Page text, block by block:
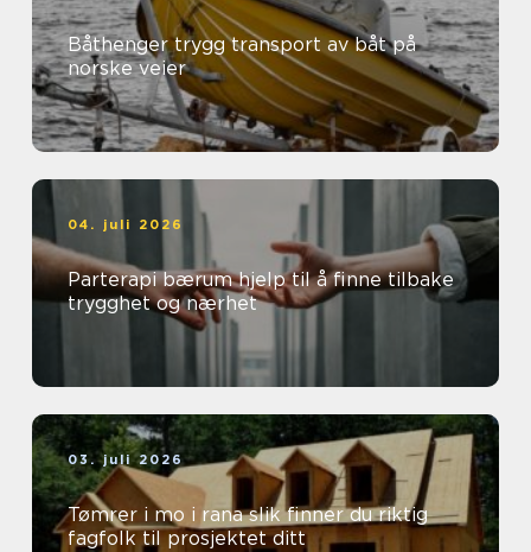
Båthenger trygg transport av båt på
norske veier
04. juli 2026
Parterapi bærum hjelp til å finne tilbake
trygghet og nærhet
03. juli 2026
Tømrer i mo i rana slik finner du riktig
fagfolk til prosjektet ditt